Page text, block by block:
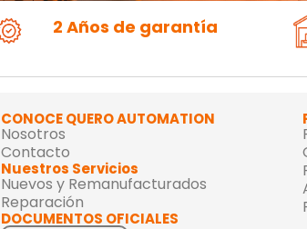
2 Años de garantía
CONOCE QUERO AUTOMATION
Nosotros
Contacto
Nuestros Servicios
Nuevos y Remanufacturados
Reparación
DOCUMENTOS OFICIALES